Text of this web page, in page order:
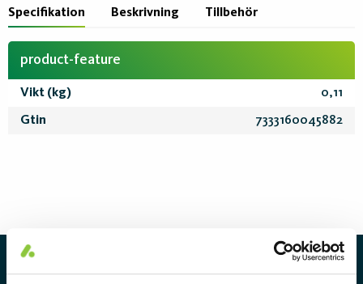
Specifikation Beskrivning Tillbehör
product-feature
Vikt (kg) 0,11
Gtin 7333160045882